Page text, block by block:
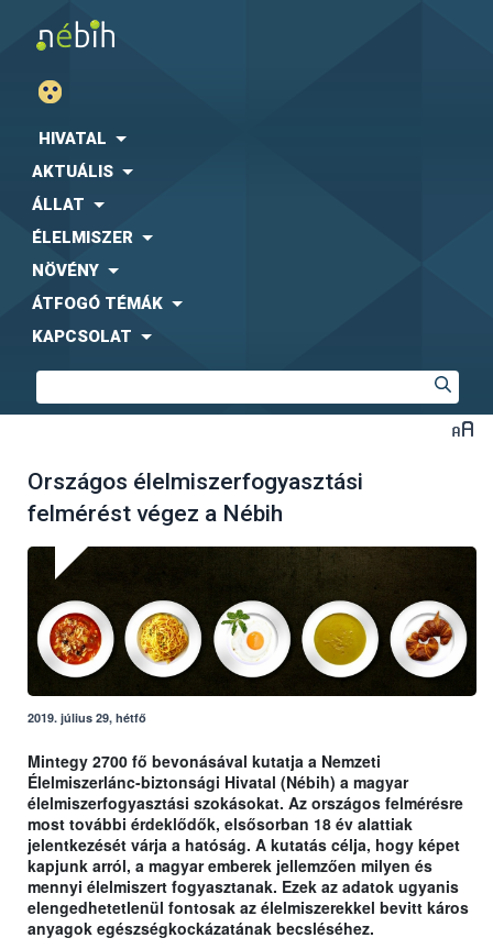
HIVATAL
AKTUÁLIS
ÁLLAT
ÉLELMISZER
NÖVÉNY
ÁTFOGÓ TÉMÁK
KAPCSOLAT
Országos élelmiszerfogyasztási
felmérést végez a Nébih
2019. július 29, hétfő
Mintegy 2700 fő bevonásával kutatja a Nemzeti
Élelmiszerlánc-biztonsági Hivatal (Nébih) a magyar
élelmiszerfogyasztási szokásokat. Az országos felmérésre
most további érdeklődők, elsősorban 18 év alattiak
jelentkezését várja a hatóság. A kutatás célja, hogy képet
kapjunk arról, a magyar emberek jellemzően milyen és
mennyi élelmiszert fogyasztanak. Ezek az adatok ugyanis
elengedhetetlenül fontosak az élelmiszerekkel bevitt káros
anyagok egészségkockázatának becsléséhez.